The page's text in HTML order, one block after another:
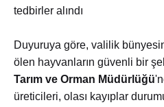
tedbirler alındı
Duyuruya göre, valilik
ölen hayvanların güvenli bir
Tarım ve Orman Müdürlüğü
üreticileri, olası kayıplar